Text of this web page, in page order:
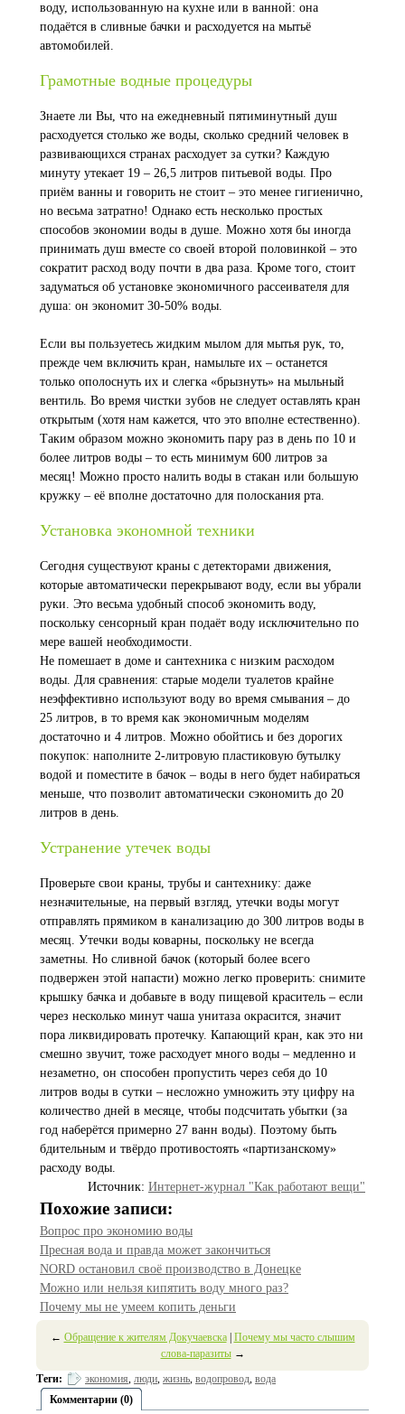
воду, использованную на кухне или в ванной: она
подаётся в сливные бачки и расходуется на мытьё
автомобилей.
Грамотные водные процедуры
Знаете ли Вы, что на ежедневный пятиминутный душ
расходуется столько же воды, сколько средний человек в
развивающихся странах расходует за сутки? Каждую
минуту утекает 19 – 26,5 литров питьевой воды. Про
приём ванны и говорить не стоит – это менее гигиенично,
но весьма затратно! Однако есть несколько простых
способов экономии воды в душе. Можно хотя бы иногда
принимать душ вместе со своей второй половинкой – это
сократит расход воду почти в два раза. Кроме того, стоит
задуматься об установке экономичного рассеивателя для
душа: он экономит 30-50% воды.
Если вы пользуетесь жидким мылом для мытья рук, то,
прежде чем включить кран, намыльте их – останется
только ополоснуть их и слегка «брызнуть» на мыльный
вентиль. Во время чистки зубов не следует оставлять кран
открытым (хотя нам кажется, что это вполне естественно).
Таким образом можно экономить пару раз в день по 10 и
более литров воды – то есть минимум 600 литров за
месяц! Можно просто налить воды в стакан или большую
кружку – её вполне достаточно для полоскания рта.
Установка экономной техники
Сегодня существуют краны с детекторами движения,
которые автоматически перекрывают воду, если вы убрали
руки. Это весьма удобный способ экономить воду,
поскольку сенсорный кран подаёт воду исключительно по
мере вашей необходимости.
Не помешает в доме и сантехника с низким расходом
воды. Для сравнения: старые модели туалетов крайне
неэффективно используют воду во время смывания – до
25 литров, в то время как экономичным моделям
достаточно и 4 литров. Можно обойтись и без дорогих
покупок: наполните 2-литровую пластиковую бутылку
водой и поместите в бачок – воды в него будет набираться
меньше, что позволит автоматически сэкономить до 20
литров в день.
Устранение утечек воды
Проверьте свои краны, трубы и сантехнику: даже
незначительные, на первый взгляд, утечки воды могут
отправлять прямиком в канализацию до 300 литров воды в
месяц. Утечки воды коварны, поскольку не всегда
заметны. Но сливной бачок (который более всего
подвержен этой напасти) можно легко проверить: снимите
крышку бачка и добавьте в воду пищевой краситель – если
через несколько минут чаша унитаза окрасится, значит
пора ликвидировать протечку. Капающий кран, как это ни
смешно звучит, тоже расходует много воды – медленно и
незаметно, он способен пропустить через себя до 10
литров воды в сутки – несложно умножить эту цифру на
количество дней в месяце, чтобы подсчитать убытки (за
год наберётся примерно 27 ванн воды). Поэтому быть
бдительным и твёрдо противостоять «партизанскому»
расходу воды.
Источник: Интернет-журнал "Как работают вещи"
Похожие записи:
Вопрос про экономию воды
Пресная вода и правда может закончиться
NORD остановил своё производство в Донецке
Можно или нельзя кипятить воду много раз?
Почему мы не умеем копить деньги
← Обращение к жителям Докучаевска| Почему мы часто слышим
слова-паразиты→
Теги:
экономия, люди, жизнь, водопровод, вода
Комментарии (0)